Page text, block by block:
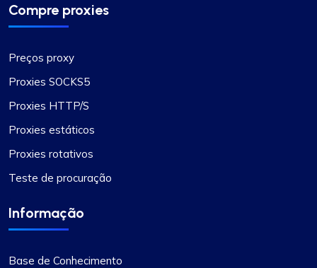
disponíveis. Seus proxies são confiáveis e
eficientes para minhas necessidades de
ao seu negócio!
Um dos melhores serviços de proxy
A minha experiência com os serviços da
Compre proxies
Preços proxy
Proxies SOCKS5
Proxies HTTP/S
Proxies estáticos
Proxies rotativos
Teste de procuração
Informação
Base de Conhecimento